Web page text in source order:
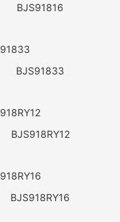
BJS91816
BJS91833
BJS918RY12
BJS918RY16